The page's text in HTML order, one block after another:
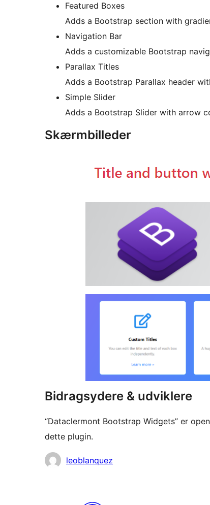
Featured Boxes
Adds a Bootstrap section with
Navigation Bar
Adds a customizable Bootstrap
Parallax Titles
Adds a Bootstrap Parallax header
Simple Slider
Adds a Bootstrap Slider with arrow
Skærmbilleder
Bidragsydere & udviklere
“Dataclermont Bootstrap Widgets” er
dette plugin.
Bidragsydere
leoblanquez